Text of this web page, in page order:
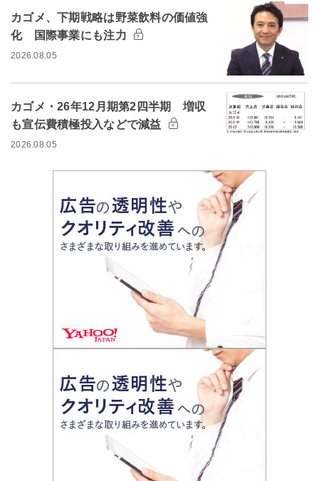
カゴメ、下期戦略は野菜飲料の価値強
化 国際事業にも注力
2026.08.05
カゴメ・26年12月期第2四半期 増収
も宣伝費積極投入などで減益
2026.08.05